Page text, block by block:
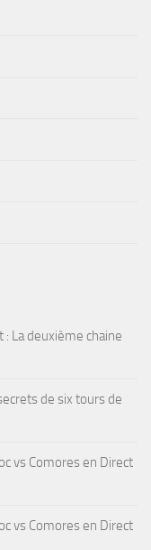
: La deuxième chaine
de six tours de
vs Comores en Direct
vs Comores en Direct